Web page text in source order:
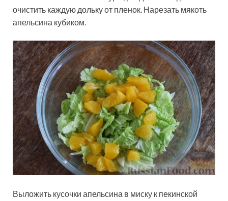
очистить каждую дольку от пленок. Нарезать мякоть
апельсина кубиком.
Выложить кусочки апельсина в миску к пекинской